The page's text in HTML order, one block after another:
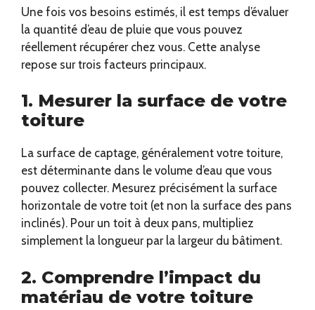
Une fois vos besoins estimés, il est temps d’évaluer
la quantité d’eau de pluie que vous pouvez
réellement récupérer chez vous. Cette analyse
repose sur trois facteurs principaux.
1. Mesurer la surface de votre
toiture
La surface de captage, généralement votre toiture,
est déterminante dans le volume d’eau que vous
pouvez collecter. Mesurez précisément la surface
horizontale de votre toit (et non la surface des pans
inclinés). Pour un toit à deux pans, multipliez
simplement la longueur par la largeur du bâtiment.
2. Comprendre l’impact du
matériau de votre toiture